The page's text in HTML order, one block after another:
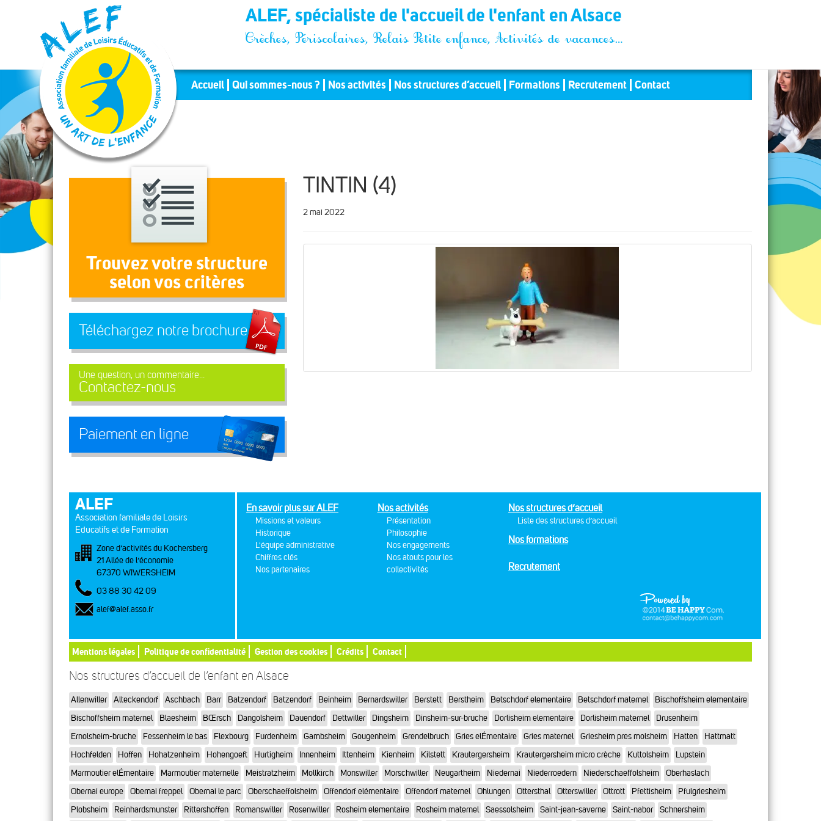
Panneau de gestion des cookies ALEF, spécialiste de l'accueil de l'enfant en Alsace
Crèches, Périscolaires, Relais Petite enfance, Activités de vacances…
Accueil Qui sommes-nous ? Nos activités Nos structures d’accueil Formations Recrutement Contact
Trouvez votre structure
selon vos critères
Téléchargez notre brochure
Une question, un commentaire...
Contactez-nous
Paiement en ligne
TINTIN (4)
2 mai 2022
ALEF
Association familiale de Loisirs
Educatifs et de Formation
Zone d’activités du Kochersberg
21 Allée de l’économie
67370 WIWERSHEIM
03 88 30 42 09
alef@alef.asso.fr
En savoir plus sur ALEF
Missions et valeurs
Historique
L'équipe administrative
Chiffres clés
Nos partenaires
Nos activités
Présentation
Philosophie
Nos engagements
Nos atouts pour les
collectivités
Nos structures d’accueil
Liste des structures d’accueil
Nos formations
Recrutement
Mentions légales Politique de confidentialité Gestion des cookies Crédits Contact
Nos structures d’accueil de l’enfant en Alsace
Allenwiller Alteckendorf Aschbach Barr Batzendorf Batzendorf Beinheim Bernardswiller Berstett Berstheim Betschdorf elementaire Betschdorf maternel
Bischoffsheim elementaire
Bischoffsheim maternel
Blaesheim BŒrsch Dangolsheim Dauendorf Dettwiller Dingsheim Dinsheim-sur-bruche Dorlisheim elementaire Dorlisheim maternel
Drusenheim
Ernolsheim-bruche
Fessenheim le bas Flexbourg Furdenheim Gambsheim Gougenheim Grendelbruch Gries elÉmentaire Gries maternel Griesheim pres molsheim Hatten
Hattmatt
Hochfelden
Hoffen Hohatzenheim Hohengoeft Hurtigheim Innenheim Ittenheim Kienheim Kilstett Krautergersheim Krautergersheim micro crèche Kuttolsheim
Lupstein
Marmoutier elÉmentaire
Marmoutier maternelle Meistratzheim Mollkirch Monswiller Morschwiller Neugartheim Niedernai Niederroedern Niederschaeffolsheim
Oberhaslach
Obernai europe
Obernai freppel Obernai le parc Oberschaeffolsheim Offendorf elémentaire Offendorf maternel Ohlungen Ottersthal Otterswiller Ottrott Pfettisheim
Pfulgriesheim
Plobsheim
Reinhardsmunster Rittershoffen Romanswiller Rosenwiller Rosheim elementaire Rosheim maternel Saessolsheim Saint-jean-saverne Saint-nabor Schnersheim